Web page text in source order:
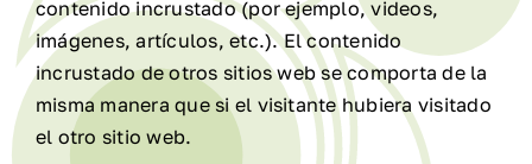
contenido incrustado (por ejemplo, videos,
imágenes, artículos, etc.). El contenido
incrustado de otros sitios web se comporta de la
misma manera que si el visitante hubiera visitado
el otro sitio web.